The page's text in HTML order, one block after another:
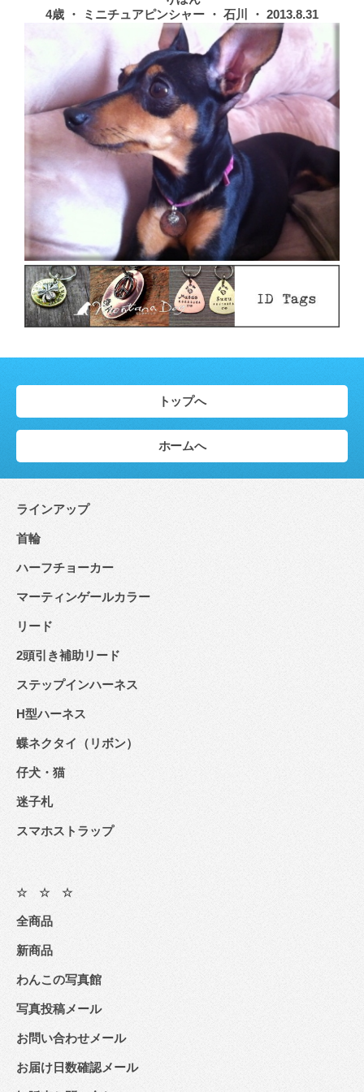
4歳 ・ ミニチュアピンシャー ・ 石川 ・ 2013.8.31
トップへ
ホームへ
ラインアップ
首輪
ハーフチョーカー
マーティンゲールカラー
リード
2頭引き補助リード
ステップインハーネス
H型ハーネス
蝶ネクタイ（リボン）
仔犬・猫
迷子札
スマホストラップ
☆ ☆ ☆
全商品
新商品
わんこの写真館
写真投稿メール
お問い合わせメール
お届け日数確認メール